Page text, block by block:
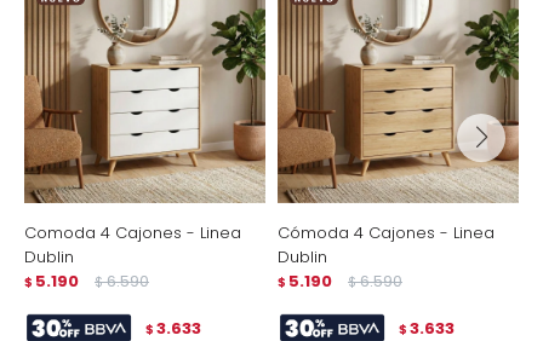
Comoda 4 Cajones - Linea
Dublin
$ 5.190 $ 6.590
$ 3.633
Cómoda 4 Cajones - Linea
Dublin
$ 5.190 $ 6.590
$ 3.633